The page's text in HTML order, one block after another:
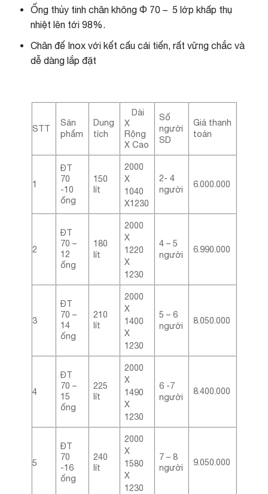
Ống thủy tinh chân không Φ 70 – 5 lớp khấp thụ
nhiệt lên tới 98%.
Chân đế Inox với kết cấu cải tiến, rất vững chắc và
dễ dàng lắp đặt
STT
Sản
phẩm
Dung
tích
Dài
X
Rộng
X Cao
Số
người
SD
Giá thanh
toán
1
ĐT
70
-10
ống
150
lít
2000
X
1040
X1230
2- 4
người
6.000.000
2
ĐT
70 –
12
ống
180
lít
2000
X
1220
X
1230
4 – 5
người
6.990.000
3
ĐT
70 –
14
ống
210
lít
2000
X
1400
X
1230
5 – 6
người
8.050.000
4
ĐT
70 –
15
ống
225
lít
2000
X
1490
X
1230
6 -7
người
8.400.000
5
ĐT
70
-16
ống
240
lít
2000
X
1580
X
1230
7 – 8
người
9.050.000